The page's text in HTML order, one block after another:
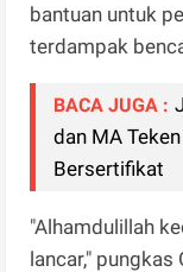
bantuan untuk
terdampak
BACA JUGA :
dan MA
Bersertifikat
"Alhamdulillah
lancar," pungkas